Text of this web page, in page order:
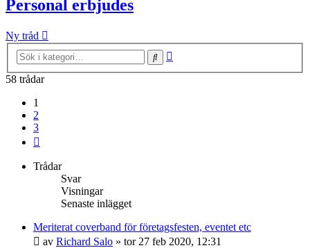
Personal erbjudes
Ny tråd
Sök
58 trådar
1
2
3
Trådar
Svar
Visningar
Senaste inlägget
Meriterat coverband för företagsfesten, eventet etc
av Richard Salo » tor 27 feb 2020, 12:31